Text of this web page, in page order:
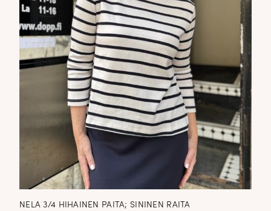
NELA 3/4 HIHAINEN PAITA; SININEN RAITA